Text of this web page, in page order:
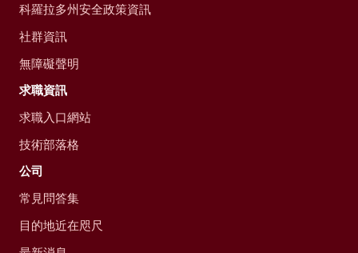
科羅拉多州安全政策資訊
社群資訊
無障礙聲明
求職資訊
求職入口網站
技術部落格
公司
常見問答集
目的地近在咫尺